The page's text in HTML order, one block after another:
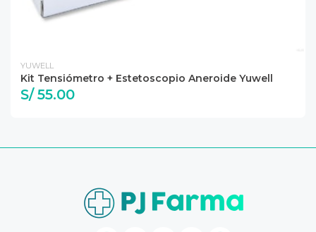
YUWELL
Kit Tensiómetro + Estetoscopio Aneroide Yuwell
S/ 55.00